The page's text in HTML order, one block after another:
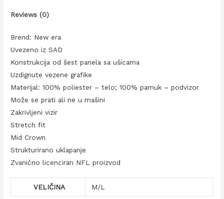
Reviews (0)
Brend: New era
Uvezeno iz SAD
Konstrukcija od šest panela sa ušicama
Uzdignute vezene grafike
Materijal: 100% poliester – telo; 100% pamuk – podvizor
Može se prati ali ne u mašini
Zakrivljeni vizir
Stretch fit
Mid Crown
Strukturirano uklapanje
Zvanično licenciran NFL proizvod
VELIČINA M/L